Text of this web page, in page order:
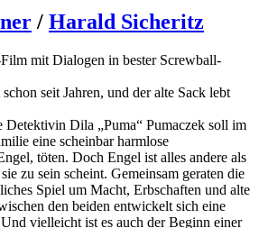
/ Harald Sicheritz
mit Dialogen in bester Screwball-
seit Jahren, und der alte Sack lebt
Detektivin Dila „Puma“ Pumaczek soll im
eine scheinbar harmlose
töten. Doch Engel ist alles andere als
zu sein scheint. Gemeinsam geraten die
Spiel um Macht, Erbschaften und alte
den beiden entwickelt sich eine
vielleicht ist es auch der Beginn einer